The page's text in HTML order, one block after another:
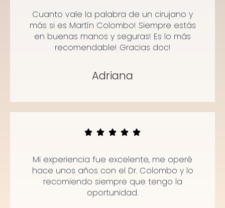
Cuanto vale la palabra de un cirujano y
más si es Martín Colombo! Siempre estás
en buenas manos y seguras! Es lo más
recomendable! Gracias doc!
Adriana
Mi experiencia fue excelente, me operé
hace unos años con el Dr. Colombo y lo
recomiendo siempre que tengo la
oportunidad.